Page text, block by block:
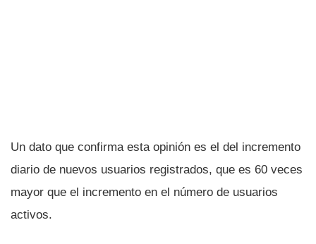
Un dato que confirma esta opinión es el del incremento
diario de nuevos usuarios registrados, que es 60 veces
mayor que el incremento en el número de usuarios
activos.